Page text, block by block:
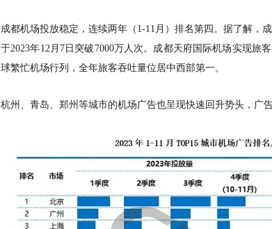
成都机场投放稳定，连续两年（ 1-11月）排名第四。据了解，
于2023年12月7日突破7000万人次。成都天府国际机场实现旅
球繁忙机场行列，全年旅客吞吐量位居中西部第一。
杭州、青岛、郑州等城市的机场广告也呈现快速回升势头，广